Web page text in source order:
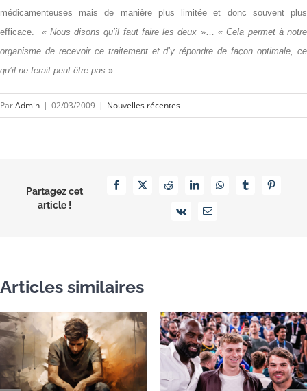
médicamenteuses mais de manière plus limitée et donc souvent plus
efficace.
« Nous disons qu’il faut faire les deux »… «Cela permet à notre
organisme de recevoir ce traitement et d’y répondre de façon optimale, ce
qu’il ne ferait peut-être pas ».
ParAdmin | 02/03/2009 | Nouvelles récentes
Partagez cet
article !
Facebook
X RedditLinkedInWhatsAppTumblrPinterest
Vk Email
Articles similaires